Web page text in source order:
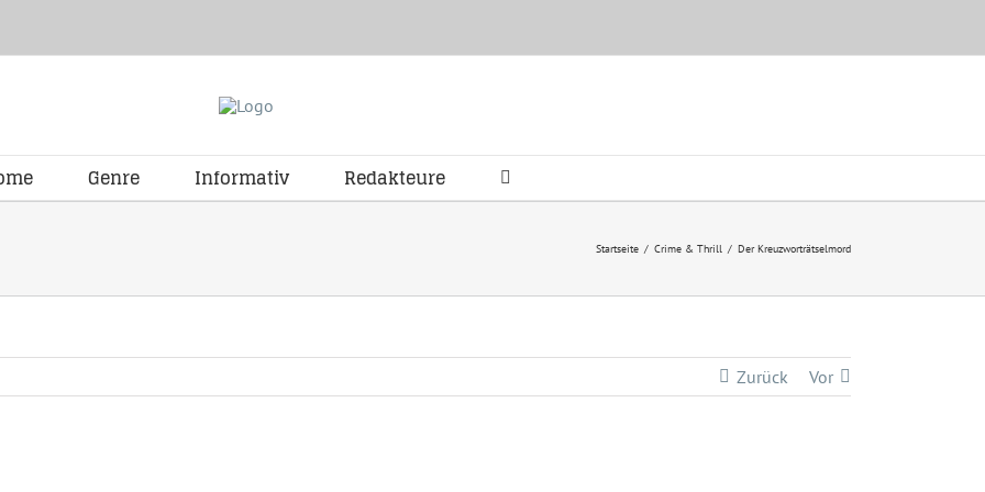
Genre Informativ Redakteure
Startseite / Crime & Thrill / Der Kreuzworträtselmord
Zurück Vor